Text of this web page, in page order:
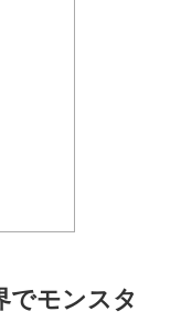
でモンスタ